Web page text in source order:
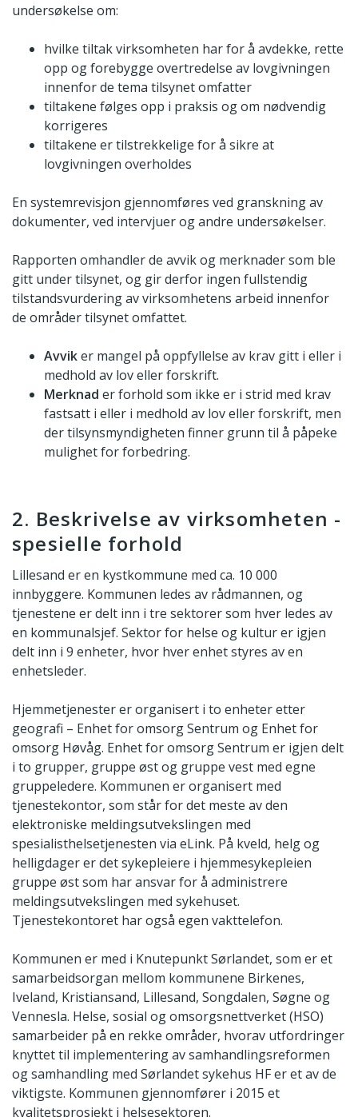
undersøkelse om:
hvilke tiltak virksomheten har for å avdekke, rette
opp og forebygge overtredelse av lovgivningen
innenfor de tema tilsynet omfatter
tiltakene følges opp i praksis og om nødvendig
korrigeres
tiltakene er tilstrekkelige for å sikre at
lovgivningen overholdes
En systemrevisjon gjennomføres ved granskning av
dokumenter, ved intervjuer og andre undersøkelser.
Rapporten omhandler de avvik og merknader som ble
gitt under tilsynet, og gir derfor ingen fullstendig
tilstandsvurdering av virksomhetens arbeid innenfor
de områder tilsynet omfattet.
Avviker mangel på oppfyllelse av krav gitt i eller i
medhold av lov eller forskrift.
Merknad er forhold som ikke er i strid med krav
fastsatt i eller i medhold av lov eller forskrift, men
der tilsynsmyndigheten finner grunn til å påpeke
mulighet for forbedring.
2. Beskrivelse av virksomheten -
spesielle forhold
Lillesand er en kystkommune med ca. 10 000
innbyggere. Kommunen ledes av rådmannen, og
tjenestene er delt inn i tre sektorer som hver ledes av
en kommunalsjef. Sektor for helse og kultur er igjen
delt inn i 9 enheter, hvor hver enhet styres av en
enhetsleder.
Hjemmetjenester er organisert i to enheter etter
geografi – Enhet for omsorg Sentrum og Enhet for
omsorg Høvåg. Enhet for omsorg Sentrum er igjen delt
i to grupper, gruppe øst og gruppe vest med egne
gruppeledere. Kommunen er organisert med
tjenestekontor, som står for det meste av den
elektroniske meldingsutvekslingen med
spesialisthelsetjenesten via eLink. På kveld, helg og
helligdager er det sykepleiere i hjemmesykepleien
gruppe øst som har ansvar for å administrere
meldingsutvekslingen med sykehuset.
Tjenestekontoret har også egen vakttelefon.
Kommunen er med i Knutepunkt Sørlandet, som er et
samarbeidsorgan mellom kommunene Birkenes,
Iveland, Kristiansand, Lillesand, Songdalen, Søgne og
Vennesla. Helse, sosial og omsorgsnettverket (HSO)
samarbeider på en rekke områder, hvorav utfordringer
knyttet til implementering av samhandlingsreformen
og samhandling med Sørlandet sykehus HF er et av de
viktigste. Kommunen gjennomfører i 2015 et
kvalitetsprosjekt i helsesektoren.